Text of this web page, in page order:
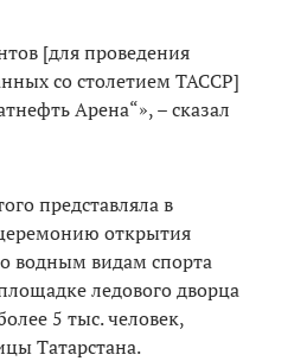
[для проведения
со столетием ТАССР]
Арена“», – сказал
представляла в
открытия
водным видам спорта
ледового дворца
5 тыс. человек,
Татарстана.